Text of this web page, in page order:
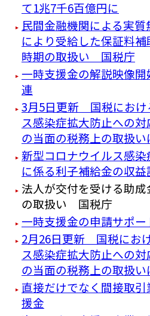
て1兆7千6百億円に
民間金融機関による実
により受給した保証料
時期の取扱い 国税庁
一時支援金の解説映像
連
3月5日更新 国税におけ
ス感染症拡大防止への
の当面の税務上の取扱
新型コロナウイルス感
に係る利子補給金の収
法人が交付を受ける助
の取扱い 国税庁
一時支援金の申請サポ
2月26日更新 国税にお
ス感染症拡大防止への
の当面の税務上の取扱
直接だけでなく間接取
援金